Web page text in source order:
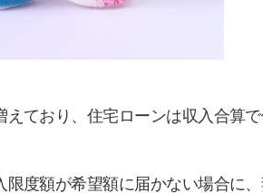
ており、住宅ローンは収入合算
度額が希望額に届かない場合に